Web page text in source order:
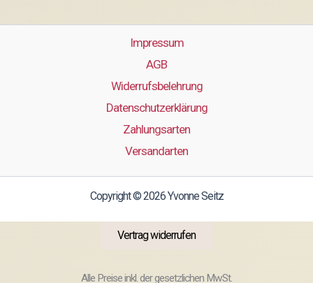
Impressum
AGB
Widerrufsbelehrung
Datenschutzerklärung
Zahlungsarten
Versandarten
Copyright © 2026 Yvonne Seitz
Vertrag widerrufen
Alle Preise inkl. der gesetzlichen MwSt.